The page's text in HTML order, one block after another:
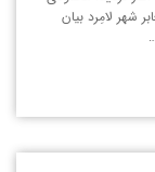
شهر لامِرد بیان